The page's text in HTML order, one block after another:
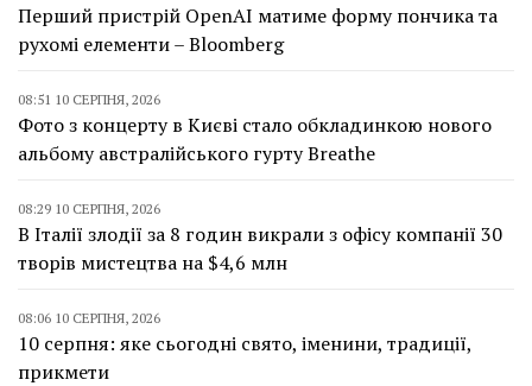
Перший пристрій OpenAI матиме форму пончика та
рухомі елементи – Bloomberg
08:51 10 СЕРПНЯ, 2026
Фото з концерту в Києві стало обкладинкою нового
альбому австралійського гурту Breathe
08:29 10 СЕРПНЯ, 2026
В Італії злодії за 8 годин викрали з офісу компанії 30
творів мистецтва на $4,6 млн
08:06 10 СЕРПНЯ, 2026
10 серпня: яке сьогодні свято, іменини, традиції,
прикмети